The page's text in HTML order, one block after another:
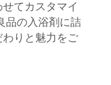
てカスタマイ
品の入浴剤に詰
わりと魅力をご